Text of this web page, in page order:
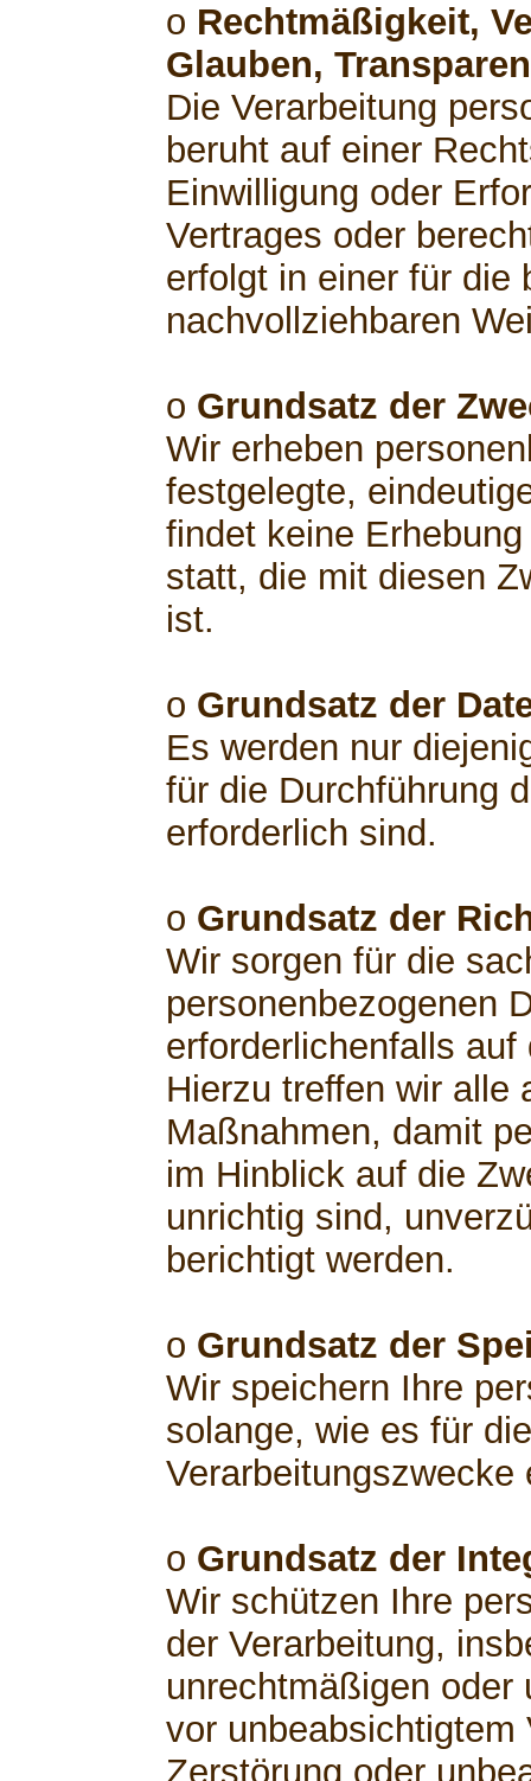
o Rechtmäßigkeit,
Glauben,
Die Verarbeitung
beruht auf einer
Einwilligung oder
Vertrages oder
erfolgt in einer für die
nachvollziehbaren
o Grundsatz der
Wir erheben
festgelegte,
findet keine
statt, die mit diesen
ist.
o Grundsatz der
Es werden nur
für die Durchführung
erforderlich sind.
o Grundsatz der
Wir sorgen für die
personenbezogenen
erforderlichenfalls
Hierzu treffen wir alle
Maßnahmen, damit
im Hinblick auf die
unrichtig sind,
berichtigt werden.
o Grundsatz der
Wir speichern Ihre
solange, wie es für
Verarbeitungszwecke
o Grundsatz der
Wir schützen Ihre
der Verarbeitung,
unrechtmäßigen oder
vor unbeabsichtigtem
Zerstörung oder